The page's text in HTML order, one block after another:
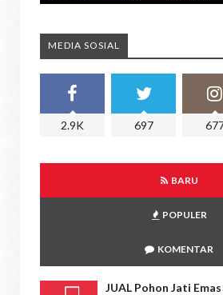
MEDIA SOSIAL
2.9K 697
BARU
POPULER
KOMENTAR
JUAL Pohon Jati